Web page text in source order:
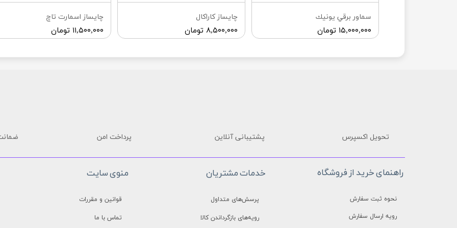
چايساز اسمارت تاچ
۱۱,۵۰۰,۰۰۰ تومان
چايساز كاراكال
۸,۵۰۰,۰۰۰ تومان
سماور برقي يونيك
۱۵,۰۰۰,۰۰۰ تومان
تحویل اکسپرس پشتیبانی آنلاین پرداخت امن
راهنمای خرید از فروشگاه
نحوه ثبت سفارش
رویه ارسال سفارش
خدمات مشتریان
پرسش‌های متداول
رویه‌های بازگرداندن کالا
منوی سایت
قوانین و مقررات
تماس با ما